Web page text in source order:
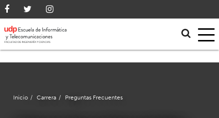
Inicio / Carrera / Preguntas Frecuentes